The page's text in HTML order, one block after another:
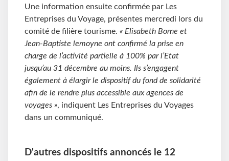
Une information ensuite confirmée par Les
Entreprises du Voyage, présentes mercredi lors du
comité de filière tourisme. « Elisabeth Borne et
Jean-Baptiste lemoyne ont confirmé la prise en
charge de l’activité partielle à 100% par l’Etat
jusqu’au 31 décembre au moins. Ils s’engagent
également à élargir le dispositif du fond de solidarité
afin de le rendre plus accessible aux agences de
voyages », indiquent Les Entreprises du Voyages
dans un communiqué.
D'autres dispositifs annoncés le 12